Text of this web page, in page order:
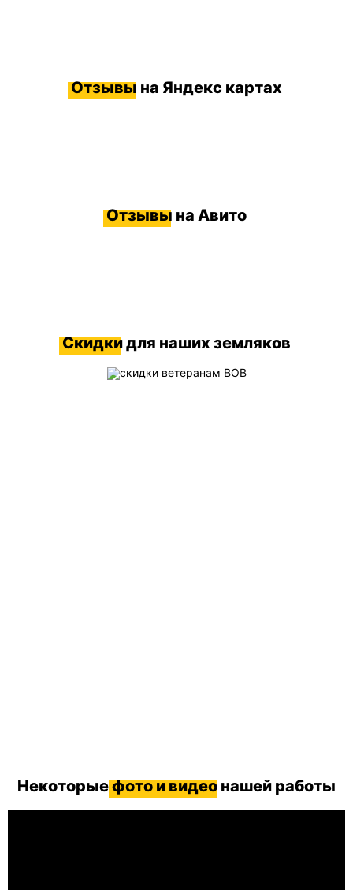
Отзывы на Яндекс картах
Отзывы на Авито
Скидкидля наших земляков
Некоторыефото и видео нашей работы